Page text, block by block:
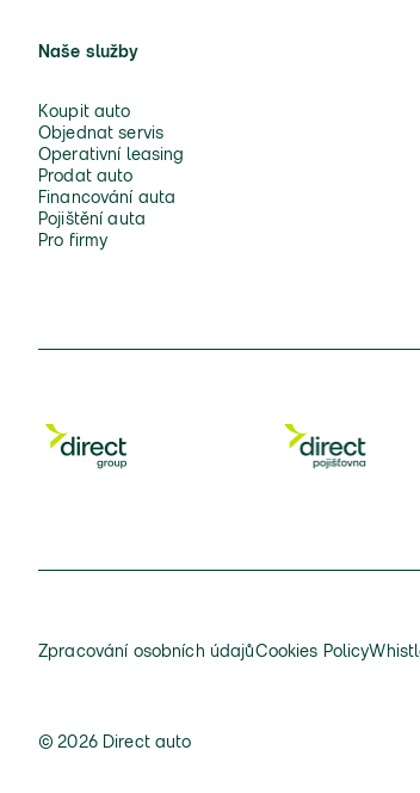
Naše služby
Koupit auto
Objednat servis
Operativní leasing
Prodat auto
Financování auta
Pojištění auta
Pro firmy
Zpracování osobních údajůCookies Policy
© 2026 Direct auto